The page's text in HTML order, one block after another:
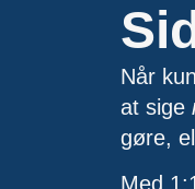
Når
at sige
gøre,
Med